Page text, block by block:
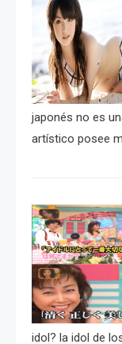
japonés no es
artístico posee
idol? la idol de